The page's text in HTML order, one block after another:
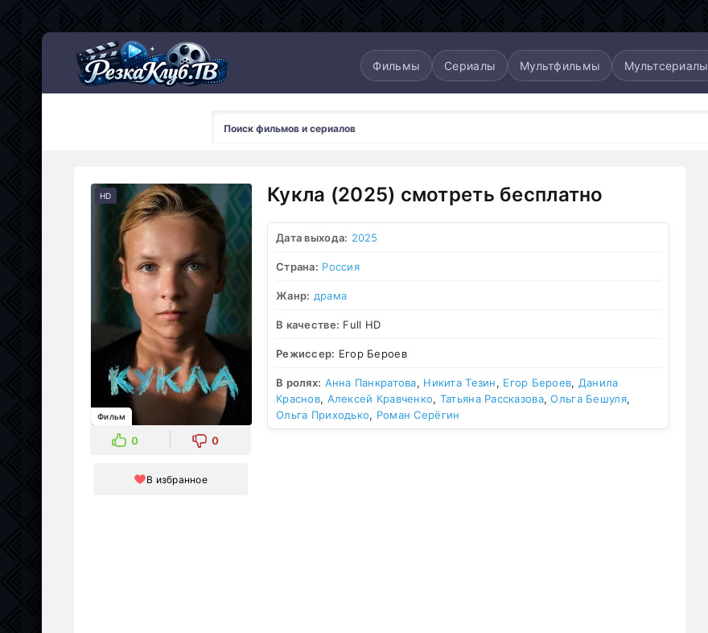
Фильмы Сериалы Мультфильмы Мультсериалы
HD
Фильм
0 0
В избранное
Кукла (2025) смотреть бесплатно
Дата выхода: 2025
Страна: Россия
Жанр: драма
В качестве: Full HD
Режиссер: Егор Бероев
В ролях: Анна Панкратова, Никита Тезин, Егор Бероев, Данила
Краснов, Алексей Кравченко, Татьяна Рассказова,Ольга Бешуля,
Ольга Приходько, Роман Серёгин
Мультсериалы